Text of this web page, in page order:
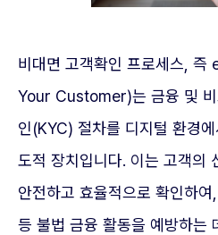
비대면 고객확인 프로세스,
Your Customer)는 금융 및 비
인(KYC) 절차를 디지털 환경
도적 장치입니다. 이는 고객의
안전하고 효율적으로 확인하
등 불법 금융 활동을 예방하는